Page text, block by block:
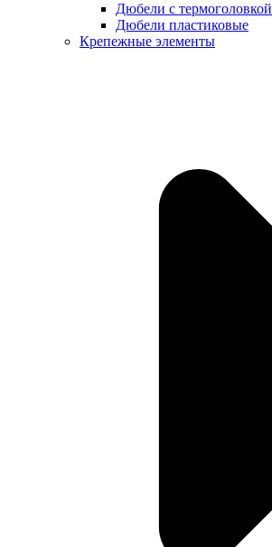
Дюбели с термоголовкой
Дюбели пластиковые
Крепежные элементы